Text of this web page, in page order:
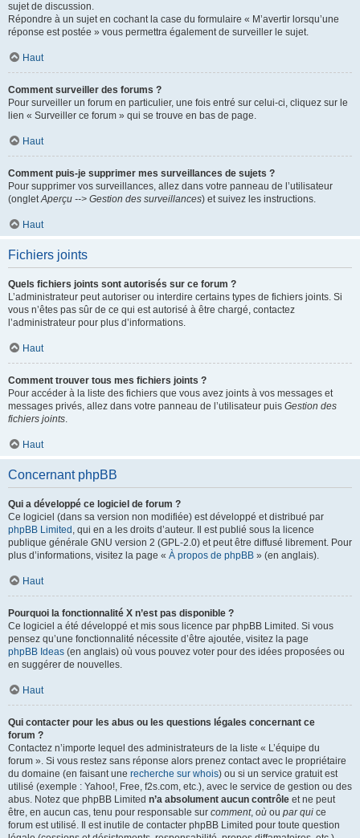
sujet de discussion.
Répondre à un sujet en cochant la case du formulaire « M’avertir lorsqu’une
réponse est postée » vous permettra également de surveiller le sujet.
Haut
Comment surveiller des forums ?
Pour surveiller un forum en particulier, une fois entré sur celui-ci, cliquez sur le
lien « Surveiller ce forum » qui se trouve en bas de page.
Haut
Comment puis-je supprimer mes surveillances de sujets ?
Pour supprimer vos surveillances, allez dans votre panneau de l’utilisateur
(ongletAperçu --> Gestion des surveillances) et suivez les instructions.
Haut
Fichiers joints
Quels fichiers joints sont autorisés sur ce forum ?
L’administrateur peut autoriser ou interdire certains types de fichiers joints. Si
vous n’êtes pas sûr de ce qui est autorisé à être chargé, contactez
l’administrateur pour plus d’informations.
Haut
Comment trouver tous mes fichiers joints ?
Pour accéder à la liste des fichiers que vous avez joints à vos messages et
messages privés, allez dans votre panneau de l’utilisateur puis Gestion des
fichiers joints.
Haut
Concernant phpBB
Qui a développé ce logiciel de forum ?
Ce logiciel (dans sa version non modifiée) est développé et distribué par
phpBB Limited , qui en a les droits d’auteur. Il est publié sous la licence
publique générale GNU version 2 (GPL-2.0) et peut être diffusé librement. Pour
plus d’informations, visitez la page « À propos de phpBB » (en anglais).
Haut
Pourquoi la fonctionnalité X n’est pas disponible ?
Ce logiciel a été développé et mis sous licence par phpBB Limited. Si vous
pensez qu’une fonctionnalité nécessite d’être ajoutée, visitez la page
phpBB Ideas (en anglais) où vous pouvez voter pour des idées proposées ou
en suggérer de nouvelles.
Haut
Qui contacter pour les abus ou les questions légales concernant ce
forum ?
Contactez n’importe lequel des administrateurs de la liste « L’équipe du
forum ». Si vous restez sans réponse alors prenez contact avec le propriétaire
du domaine (en faisant une recherche sur whois) ou si un service gratuit est
utilisé (exemple : Yahoo!, Free, f2s.com, etc.), avec le service de gestion ou des
abus. Notez que phpBB Limited n’a absolument aucun contrôle et ne peut
être, en aucun cas, tenu pour responsable sur comment, où ou par qui ce
forum est utilisé. Il est inutile de contacter phpBB Limited pour toute question